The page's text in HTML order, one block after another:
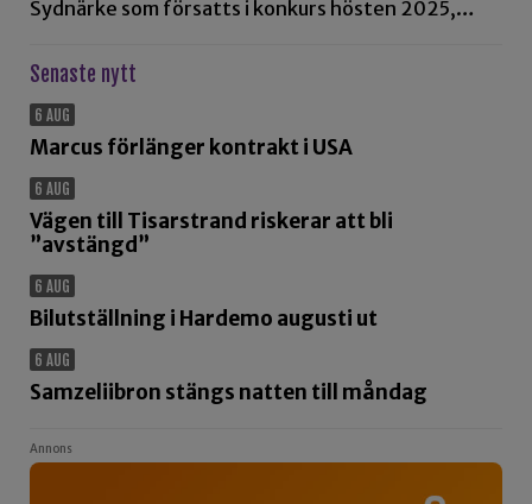
Sydnärke som försatts i konkurs hösten 2025,…
Senaste nytt
6 AUG
Marcus förlänger kontrakt i USA
6 AUG
Vägen till Tisarstrand riskerar att bli
”avstängd”
6 AUG
Bilutställning i Hardemo augusti ut
6 AUG
Samzeliibron stängs natten till måndag
Annons